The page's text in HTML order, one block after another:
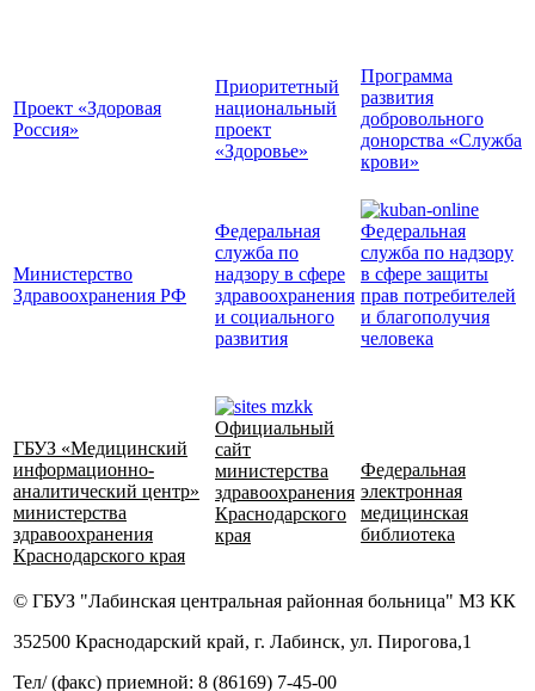
Проект «Здоровая
Россия»
Приоритетный
национальный
проект
«Здоровье»
Программа
развития
добровольного
донорства «Служба
крови»
Министерство
Здравоохранения РФ
Федеральная
служба по
надзору в сфере
здравоохранения
и социального
развития
Федеральная
служба по надзору
в сфере защиты
прав потребителей
и благополучия
человека
ГБУЗ «Медицинский
информационно-
аналитический центр»
министерства
здравоохранения
Краснодарского края
Официальный
сайт
министерства
здравоохранения
Краснодарского
края
Федеральная
электронная
медицинская
библиотека
© ГБУЗ "Лабинская центральная районная больница" МЗ КК
352500 Краснодарский край, г. Лабинск, ул. Пирогова,1
Тел/ (факс) приемной: 8 (86169) 7-45-00